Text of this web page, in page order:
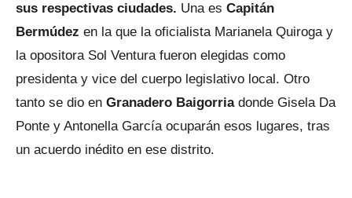
sus respectivas ciudades. Una es Capitán
Bermúdez en la que la oficialista Marianela Quiroga y
la opositora Sol Ventura fueron elegidas como
presidenta y vice del cuerpo legislativo local. Otro
tanto se dio en Granadero Baigorriadonde Gisela Da
Ponte y Antonella García ocuparán esos lugares, tras
un acuerdo inédito en ese distrito.